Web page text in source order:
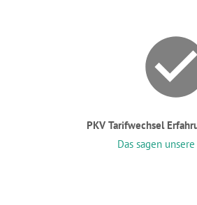
PKV Tarifwechsel
Das sagen